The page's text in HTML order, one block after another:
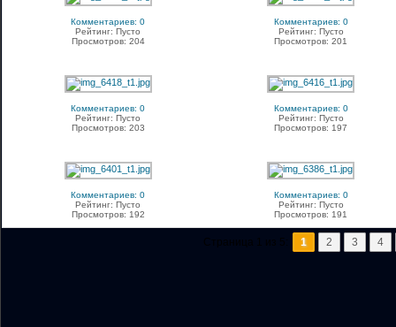
Комментариев: 0
Рейтинг: Пусто
Просмотров: 204
Комментариев: 0
Рейтинг: Пусто
Просмотров: 201
Комментариев: 0
Рейтинг: Пусто
Просмотров: 203
Комментариев: 0
Рейтинг: Пусто
Просмотров: 197
Комментариев: 0
Рейтинг: Пусто
Просмотров: 192
Комментариев: 0
Рейтинг: Пусто
Просмотров: 191
1 2 3 4